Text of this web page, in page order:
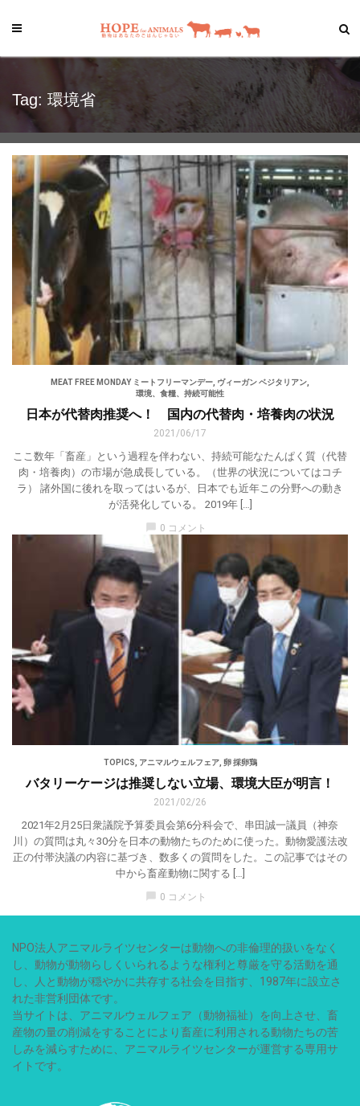
Tag: 環境省
MEAT FREE MONDAY ミートフリーマンデー, ヴィーガン ベジタリアン,
環境、食糧、持続可能性
日本が代替肉推奨へ！ 国内の代替肉・培養肉の状況
2021/06/17
ここ数年「畜産」という過程を伴わない、持続可能なたんぱく質（代替
肉・培養肉）の市場が急成長している。（世界の状況についてはコチ
ラ） 諸外国に後れを取ってはいるが、日本でも近年この分野への動き
が活発化している。 2019年 […]
chat_bubble 0 コメント
TOPICS アニマルウェルフェア, 卵 採卵鶏
バタリーケージは推奨しない立場、環境大臣が明言！
2021/02/26
2021年2月25日衆議院予算委員会第6分科会で、串田誠一議員（神奈
川）の質問は丸々30分を日本の動物たちのために使った。動物愛護法改
正の付帯決議の内容に基づき、数多くの質問をした。この記事ではその
中から畜産動物に関する […]
0 コメント
NPO法人アニマルライツセンターは動物への非倫理的扱いをなく
し、動物が動物らしくいられるような権利と尊厳を守る活動を通
し、人と動物が穏やかに共存する社会を目指す、1987年に設立さ
れた非営利団体です。
当サイトは、アニマルウェルフェア（動物福祉）を向上させ、畜
産物の量の削減をすることにより畜産に利用される動物たちの苦
しみを減らすために、アニマルライツセンターが運営する専用サ
イトです。